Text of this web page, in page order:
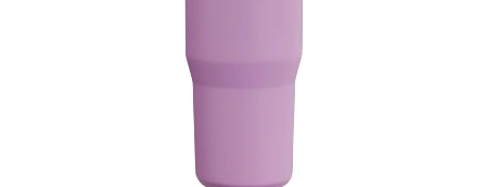
Viedierīces
Sadzīves tehnika
Lielā tehnika